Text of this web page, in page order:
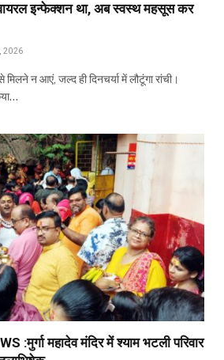
इन्फेक्शन था, अब स्वस्थ महसूस कर
2026
न आएं, जल्द ही दिनचर्या में लौटूंगा रांची।
:मुर्गा महादेव मंदिर में श्याम भटली परिवार